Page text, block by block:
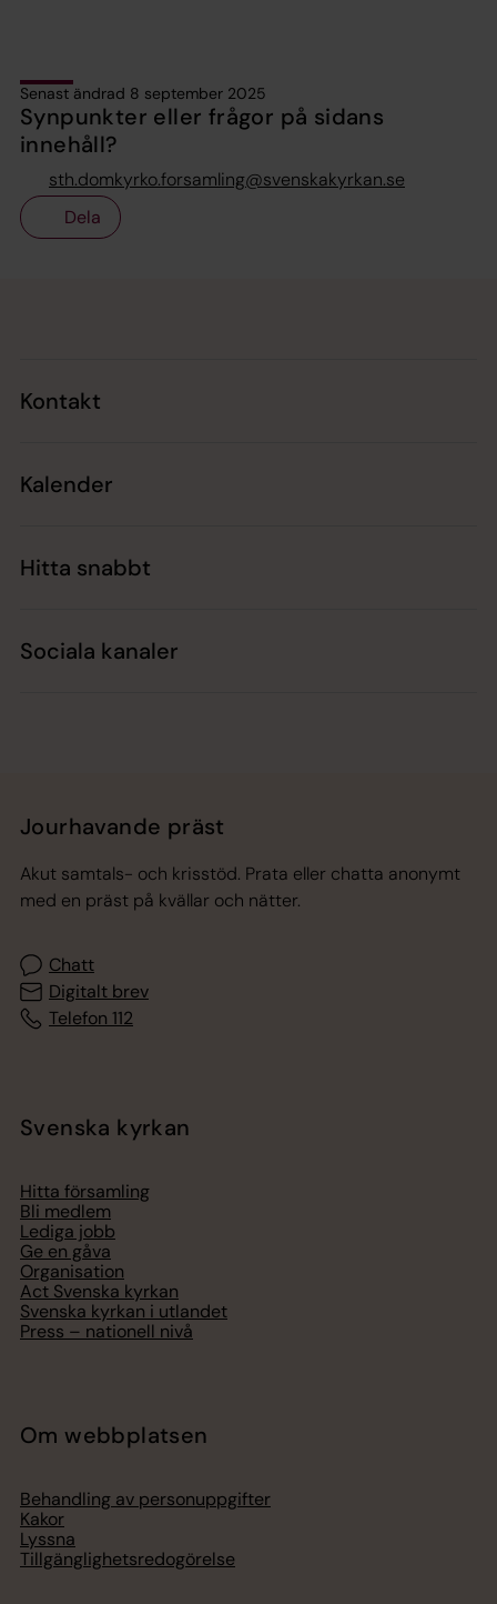
Senast ändrad 8 september 2025
Synpunkter eller frågor på sidans
innehåll?
sth.domkyrko.forsamling@svenskakyrkan.se
Dela
Kontakt
Kalender
Hitta snabbt
Sociala kanaler
Jourhavande präst
Akut samtals- och krisstöd. Prata eller chatta anonymt
med en präst på kvällar och nätter.
Chatt
Digitalt brev
Telefon 112
Svenska kyrkan
Hitta församling
Bli medlem
Lediga jobb
Ge en gåva
Organisation
Act Svenska kyrkan
Svenska kyrkan i utlandet
Press – nationell nivå
Om webbplatsen
Behandling av personuppgifter
Kakor
Lyssna
Tillgänglighetsredogörelse